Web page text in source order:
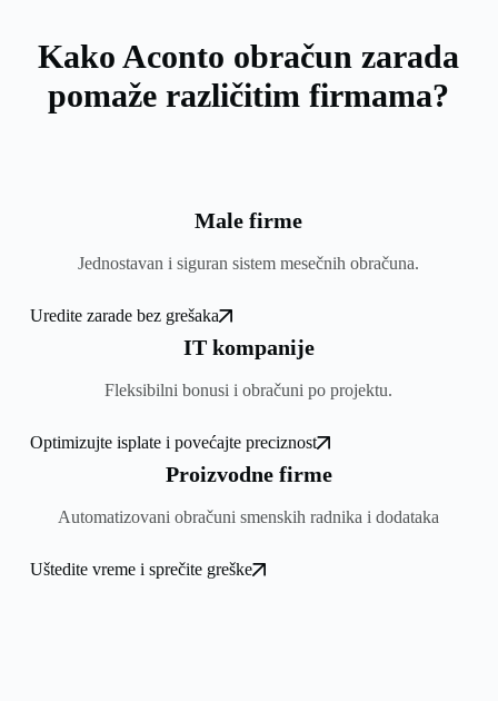
Kako Aconto obračun zarada
pomaže različitim firmama?
Male firme
Jednostavan i siguran sistem mesečnih obračuna.
Uredite zarade bez grešaka
IT kompanije
Fleksibilni bonusi i obračuni po projektu.
Optimizujte isplate i povećajte preciznost
Proizvodne firme
Automatizovani obračuni smenskih radnika i dodataka
Uštedite vreme i sprečite greške